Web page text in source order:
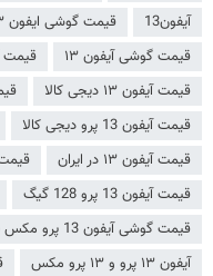
آیفون13
قیمت گوشی ایفون ۱۳ پرو مکس
قیمت گوشی آیفون ۱۳
قیمت
قیمت آیفون ۱۳ دیجی کالا
قیمت
قیمت آیفون 13 پرو دیجی کالا
قیمت آیفون ۱۳ در ایران
قیمت
قیمت آیفون 13 پرو 128 گیگ
قیمت گوشی آیفون 13 پرو مکس 256
آیفون ۱۳ پرو و ۱۳ پرو مکس